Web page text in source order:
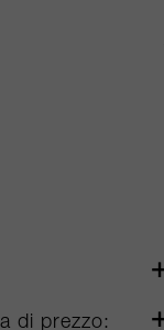
di prezzo: